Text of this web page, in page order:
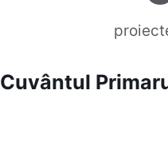
Cuvântul